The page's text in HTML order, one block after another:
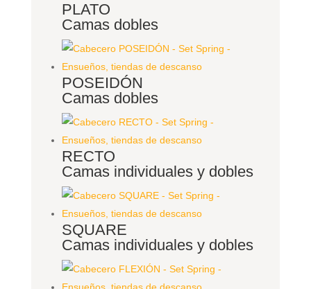
PLATO
Camas dobles
POSEIDÓN
Camas dobles
RECTO
Camas individuales y dobles
SQUARE
Camas individuales y dobles